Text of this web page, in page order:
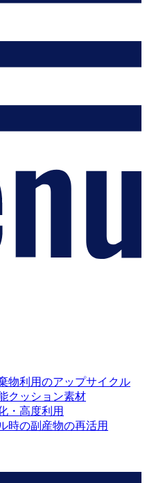
物利用のアップサイクル
クッション素材
・高度利用
時の副産物の再活用